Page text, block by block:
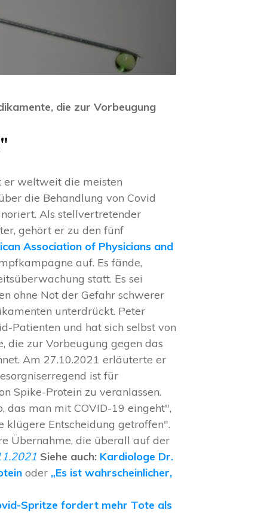
die zur Vorbeugung
er weltweit die meisten
die Behandlung von Covid
Als stellvertretender
gehört er zu den fünf
Association of Physicians and
auf. Es fände,
statt. Es sei
ohne Not der Gefahr schwerer
unterdrückt. Peter
Patienten und hat sich selbst von
die zur Vorbeugung gegen das
Am 27.10.2021 erläuterte er
ist für
Spike-Protein zu veranlassen.
das man mit COVID-19 eingeht",
klügere Entscheidung getroffen".
Übernahme, die überall auf der
Siehe auch: Kardiologe Dr.
oder „Es ist wahrscheinlicher,
Spritze fordert mehr Tote als